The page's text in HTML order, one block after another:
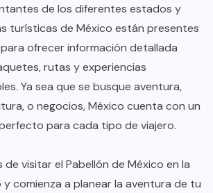
de los diferentes estados y
turísticas de México están presentes
para ofrecer información detallada
rutas y experiencias
Ya sea que se busque aventura,
o negocios, México cuenta con un
para cada tipo de viajero.
de visitar el Pabellón de México en la
y comienza a planear la aventura de tu